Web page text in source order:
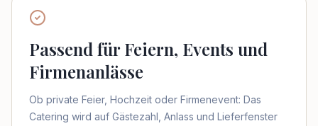
Passend für Feiern, Events und
Firmenanlässe
Ob private Feier, Hochzeit oder Firmenevent: Das
Catering wird auf Gästezahl, Anlass und Lieferfenster